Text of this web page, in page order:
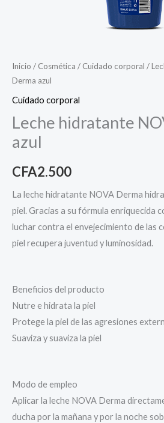
Inicio / Cosmética / Cuidado corporal /
Derma azul
Cuidado corporal
Leche hidratante
azul
CFA2.500
La leche hidratante NOVA Derma
piel. Gracias a su fórmula enriquecida
luchar contra el envejecimiento de las
piel recupera juventud y luminosidad.
Beneficios del producto
Nutre e hidrata la piel
Protege la piel de las agresiones
Suaviza y suaviza la piel
Modo de empleo
Aplicar la leche NOVA Derma
ducha por la mañana y por la noche